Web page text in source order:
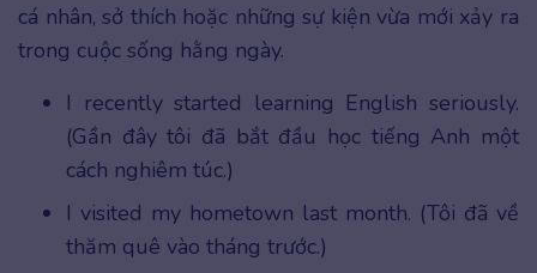
cá nhân, sở thích hoặc những sự kiện vừa mới xảy ra
trong cuộc sống hằng ngày.
I recently started learning English seriously.
(Gần đây tôi đã bắt đầu học tiếng Anh một
cách nghiêm túc.)
I visited my hometown last month. (Tôi đã về
thăm quê vào tháng trước.)